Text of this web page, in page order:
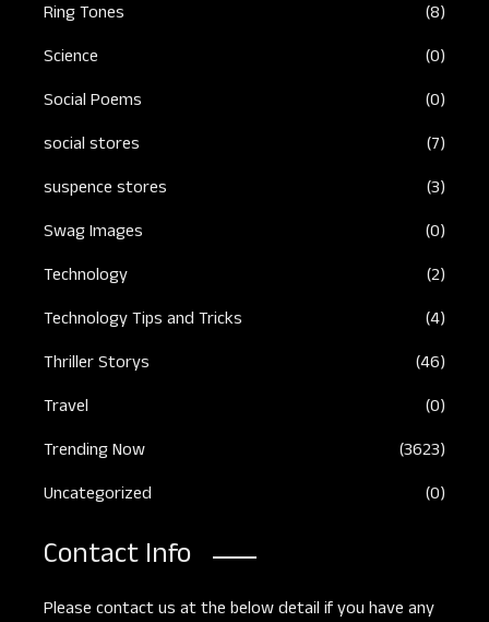
Ring Tones
(8)
Science
(0)
Social Poems
(0)
social stores
(7)
suspence stores
(3)
Swag Images
(0)
Technology
(2)
Technology Tips and Tricks
(4)
Thriller Storys
(46)
Travel
(0)
Trending Now
(3623)
Uncategorized
(0)
Contact Info
Please contact us at the below detail if you have any